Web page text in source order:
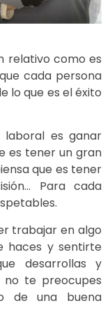
relativo como es
cada persona
lo que es el éxito
laboral es ganar
es tener un gran
que es tener
Para cada
trabajar en algo
haces y sentirte
desarrollas y
no te preocupes
de una buena